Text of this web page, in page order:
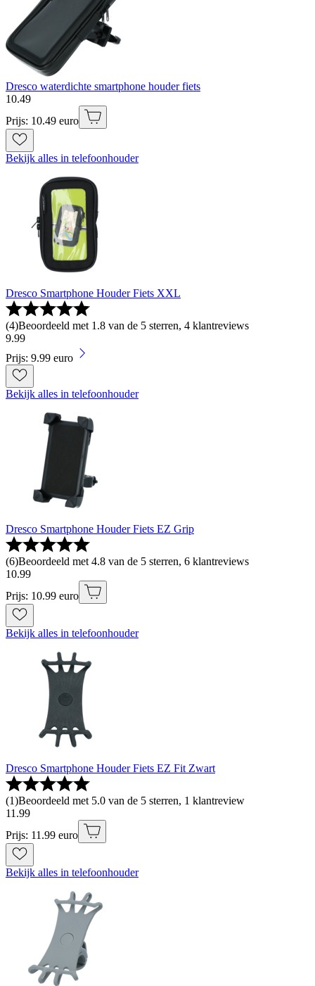
Dresco waterdichte smartphone houder fiets
10.49
Prijs: 10.49 euro
Bekijk alles in telefoonhouder
Dresco Smartphone Houder Fiets XXL
(4)Beoordeeld met 1.8 van de 5 sterren, 4 klantreviews
9.99
Prijs: 9.99 euro
Bekijk alles in telefoonhouder
Dresco Smartphone Houder Fiets EZ Grip
(6)Beoordeeld met 4.8 van de 5 sterren, 6 klantreviews
10.99
Prijs: 10.99 euro
Bekijk alles in telefoonhouder
Dresco Smartphone Houder Fiets EZ Fit Zwart
(1)Beoordeeld met 5.0 van de 5 sterren, 1 klantreview
11 .99
Prijs: 11.99 euro
Bekijk alles in telefoonhouder